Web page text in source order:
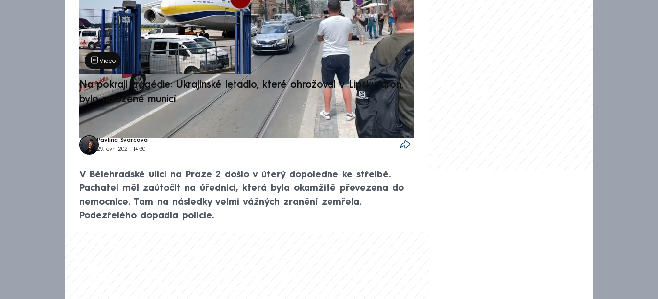
Video
Na pokraji tragédie: Ukrajinské letadlo, které ohrožoval v Lipsku dron,
bylo naložené municí
Pavlína Švarcová
29. čvn 2021, 14:30
V Bělehradské ulici na Praze 2 došlo v úterý dopoledne ke střelbě.
Pachatel měl zaútočit na úřednici, která byla okamžitě převezena do
nemocnice. Tam na následky velmi vážných zranění zemřela.
Podezřelého dopadla policie.